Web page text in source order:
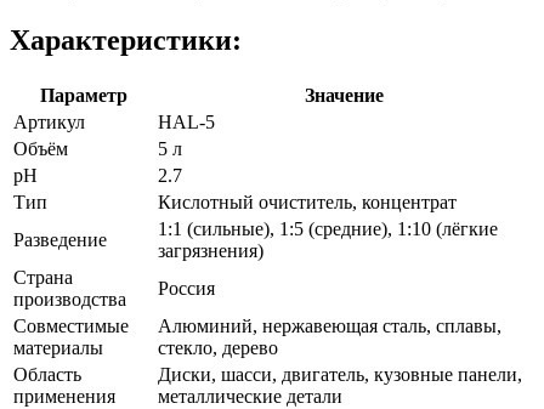
Характеристики:
Параметр
Значение
Артикул
HAL-5
Объём
5 л
pH
2.7
Тип
Кислотный очиститель, концентрат
Разведение
1:1 (сильные), 1:5 (средние), 1:10 (лёгкие
загрязнения)
Страна
производства
Россия
Совместимые
материалы
Алюминий, нержавеющая сталь, сплавы,
стекло, дерево
Область
применения
Диски, шасси, двигатель, кузовные панели,
металлические детали